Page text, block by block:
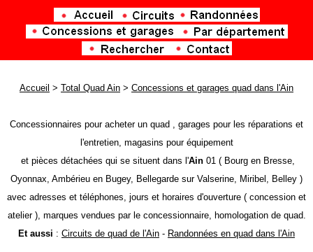
Accueil > Total Quad Ain > Concessions et garages quad dans l'Ain
Concessionnaires pour acheter un quad , garages pour les réparations et
l'entretien, magasins pour équipement
et pièces détachées qui se situent dans l'Ain 01 ( Bourg en Bresse,
Oyonnax, Ambérieu en Bugey, Bellegarde sur Valserine, Miribel, Belley )
avec adresses et téléphones, jours et horaires d'ouverture ( concession et
atelier ), marques vendues par le concessionnaire, homologation de quad.
Et aussi : Circuits de quad de l'Ain - Randonnées en quad dans l'Ain